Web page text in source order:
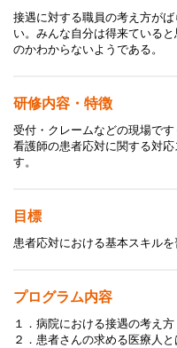
接遇に対する職員の考え方が
い。みんな自分は得来ている
のかわからないようである。
研修内容・特徴
受付・クレームなどの現場です
看護師の患者応対に関する対
す。
目標
患者応対における基本スキルを
プログラム内容
１．病院における接遇の考え方
２．患者さんの求める医療人と